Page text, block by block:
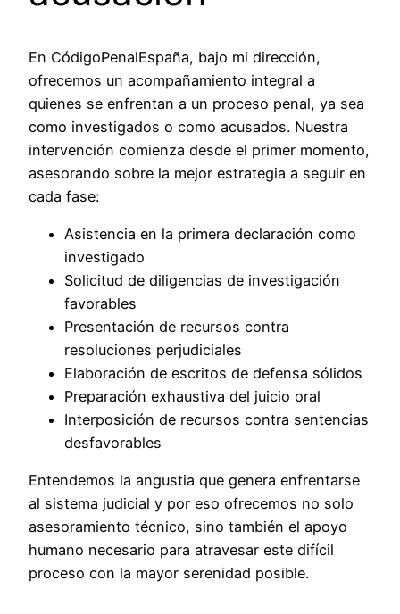
En CódigoPenalEspaña, bajo mi dirección,
ofrecemos un acompañamiento integral a
quienes se enfrentan a un proceso penal, ya sea
como investigados o como acusados. Nuestra
intervención comienza desde el primer momento,
asesorando sobre la mejor estrategia a seguir en
cada fase:
Asistencia en la primera declaración como
investigado
Solicitud de diligencias de investigación
favorables
Presentación de recursos contra
resoluciones perjudiciales
Elaboración de escritos de defensa sólidos
Preparación exhaustiva del juicio oral
Interposición de recursos contra sentencias
desfavorables
Entendemos la angustia que genera enfrentarse
al sistema judicial y por eso ofrecemos no solo
asesoramiento técnico, sino también el apoyo
humano necesario para atravesar este difícil
proceso con la mayor serenidad posible.